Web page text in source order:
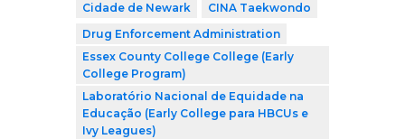
Cidade de Newark
CINA Taekwondo
Drug Enforcement Administration
Essex County College College (Early
College Program)
Laboratório Nacional de Equidade na
Educação (Early College para HBCUs e
Ivy Leagues)